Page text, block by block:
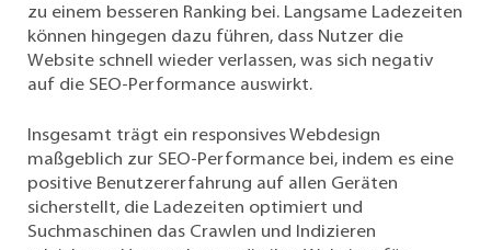
zu einem besseren Ranking bei. Langsame Ladezeiten
können hingegen dazu führen, dass Nutzer die
Website schnell wieder verlassen, was sich negativ
auf die SEO-Performance auswirkt.
Insgesamt trägt ein responsives Webdesign
maßgeblich zur SEO-Performance bei, indem es eine
positive Benutzererfahrung auf allen Geräten
sicherstellt, die Ladezeiten optimiert und
Suchmaschinen das Crawlen und Indizieren